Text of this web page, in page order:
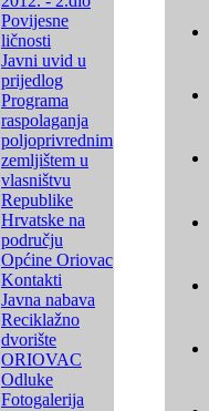
Povijesne
ličnosti
Javni uvid u
prijedlog
Programa
raspolaganja
poljoprivrednim
zemljištem u
vlasništvu
Republike
Hrvatske na
području
Općine Oriovac
Kontakti
Javna nabava
Reciklažno
dvorište
ORIOVAC
Odluke
Fotogalerija